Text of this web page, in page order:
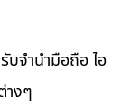
บจำนำมือถือ ไอ
างๆ